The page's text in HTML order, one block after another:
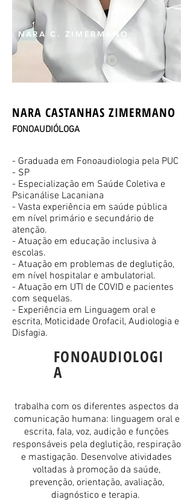
NARA C. ZIMERMANO
NARA CASTANHAS ZIMERMANO
FONOAUDIÓLOGA
- Graduada em Fonoaudiologia pela PUC
- SP
- Especialização em Saúde Coletiva e
Psicanálise Lacaniana
- Vasta experiência em saúde pública
em nível primário e secundário de
atenção.
- Atuação em educação inclusiva à
escolas.
- Atuação em problemas de deglutição,
em nível hospitalar e ambulatorial.
- Atuação em UTI de COVID e pacientes
com sequelas.
- Experiência em Linguagem oral e
escrita, Moticidade Orofacil, Audiologia e
Disfagia.
FONOAUDIOLOGI
A
trabalha com os diferentes aspectos da
comunicação humana: linguagem oral e
escrita, fala, voz, audição e funções
responsáveis pela deglutição, respiração
e mastigação. Desenvolve atividades
voltadas à promoção da saúde,
prevenção, orientação, avaliação,
diagnóstico e terapia.